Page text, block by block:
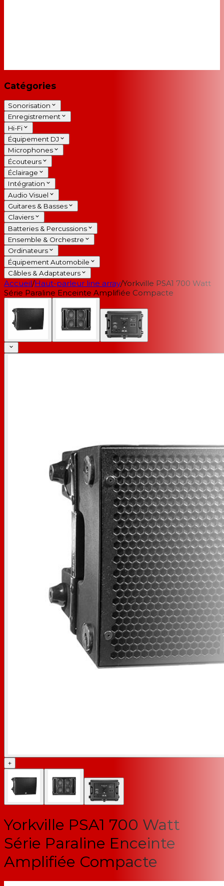
Catégories
Sonorisation
Enregistrement
Hi-Fi
Équipement DJ
Microphones
Écouteurs
Éclairage
Intégration
Audio Visuel
Guitares & Basses
Claviers
Batteries & Percussions
Ensemble & Orchestre
Ordinateurs
Équipement Automobile
Câbles & Adaptateurs
Accueil/Haut-parleur line array/Yorkville PSA1 700 Watt
Série Paraline Enceinte Amplifiée Compacte
+
Yorkville PSA1 700 Watt
Série Paraline Enceinte
Amplifiée Compacte